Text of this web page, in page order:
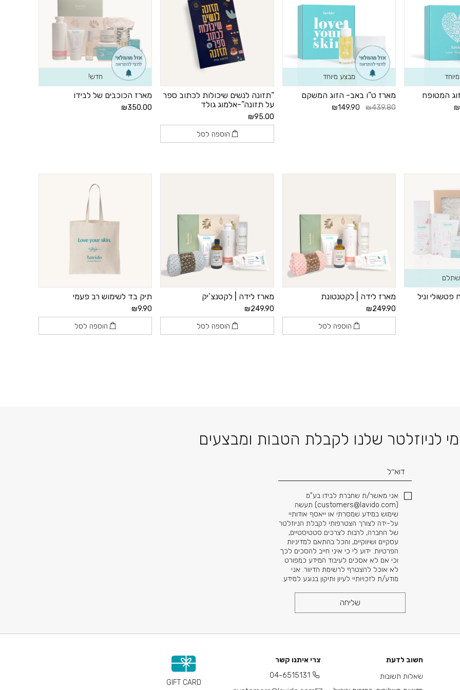
המטופח
מבצע מיוחד
מארז ט”ו באב- הזוג המשקם
₪439.80
₪149.90
“תזונה לנשים שיכולות לכתוב ספר
על תזונה”-אלמוג גולד
₪95.00
הוספה לסל
חדש!
מארז הכוכבים של לבידו
₪350.00
וניל מארז לידה | לקטנטונת
₪249.90
הוספה לסל
מארז לידה | לקטנצ’יק
₪249.90
הוספה לסל
תיק בד לשימוש רב פעמי
₪9.90
הוספה לסל
לניוזלטר שלנו לקבלת הטבות ומבצעים
דוא׳׳ל
אני מאשר/ת שחברת לבידו בע"מ
(
customers@lavido.com) תעשה
שימוש במידע שמסרתי או ייאסף אודותיי
על-ידה לצורך הצטרפותי לקבלת הניוזלטר
של החברה, לרבות לצרכים סטטיסטיים,
עסקיים ושיווקיים, והכל בהתאם למדיניות
הפרטיות. ידוע לי כי איני חייב להסכים לכך
וכי אם לא אסכים לעיבוד המידע כמפורט
לא אוכל להצטרף לרשימת הדיוור. אני
מודע/ת לזכויותיי לעיון ותיקון בנוגע למידע.
שליחה
חשוב לדעת
שאלות תשובות
צרי איתנו קשר
04-6515131
GIFT CARD